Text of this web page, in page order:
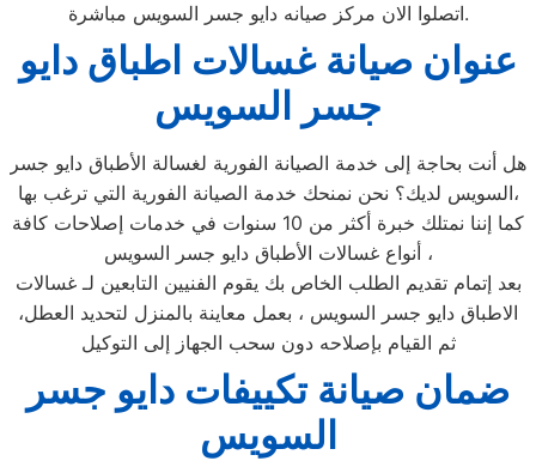
اتصلوا الان مركز صيانه دايو جسر السويس مباشرة.
عنوان صيانة غسالات اطباق دايو
جسر السويس
هل أنت بحاجة إلى خدمة الصيانة الفورية لغسالة الأطباق دايو جسر
السويس لديك؟ نحن نمنحك خدمة الصيانة الفورية التي ترغب بها،
كما إننا نمتلك خبرة أكثر من 10 سنوات في خدمات إصلاحات كافة
أنواع غسالات الأطباق دايو جسر السويس ،
بعد إتمام تقديم الطلب الخاص بك يقوم الفنيين التابعين لـ غسالات
الاطباق دايو جسر السويس ، بعمل معاينة بالمنزل لتحديد العطل،
ثم القيام بإصلاحه دون سحب الجهاز إلى التوكيل
ضمان صيانة تكييفات دايو جسر
السويس